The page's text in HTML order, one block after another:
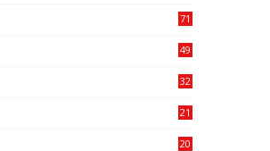
71
49
32
21
20